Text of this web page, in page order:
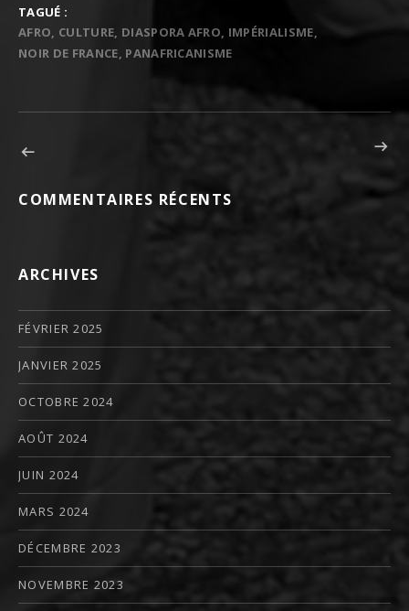
TAGUÉ :
AFRO CULTURE DIASPORA AFRO IMPÉRIALISME
NOIR DE FRANCE PANAFRICANISME
Navigation de l’article
ARTICLE PRÉCÉDENT : WHAT’S THE F* #2 : TENIR LES DEUX BOUTS
COMMENTAIRES RÉCENTS
ARCHIVES
FÉVRIER 2025
JANVIER 2025
OCTOBRE 2024
AOÛT 2024
JUIN 2024
MARS 2024
DÉCEMBRE 2023
NOVEMBRE 2023